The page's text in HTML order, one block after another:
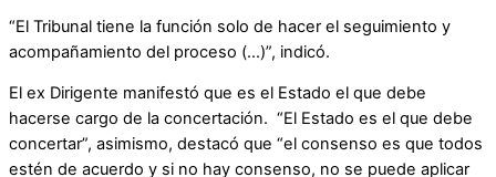
“El Tribunal tiene la función solo de hacer el seguimiento y
acompañamiento del proceso (…)”, indicó.
El ex Dirigente manifestó que es el Estado el que debe
hacerse cargo de la concertación. “El Estado es el que debe
concertar”, asimismo, destacó que “el consenso es que todos
estén de acuerdo y si no hay consenso, no se puede aplicar